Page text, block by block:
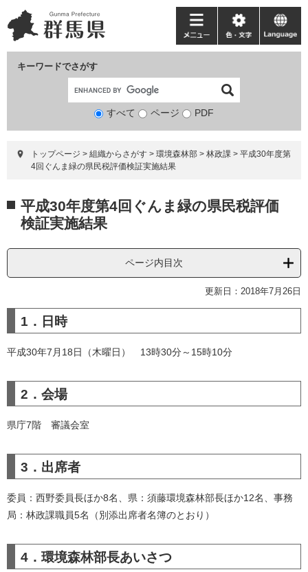
ー
ジ
ニ
ュ
て
キーワードでさがす
検
象
すべて ページ PDF
メ
ニ
ー
色・
文
language
トップページ > 組織からさがす > 環境森林部 > 林政課 > 平成30年度第
4回ぐんま緑の県民税評価検証実施結果
文 平成30年度第4回ぐんま緑の県民税評価
検証実施結果
ページ内目次
更新日：2018年7月26日
1．日時
平成30年7月18日（木曜日） 13時30分～15時10分
2．会場
県庁7階 審議会室
3．出席者
委員：西野委員長ほか8名、県：須藤環境森林部長ほか12名、事務
局：林政課職員5名（別添出席者名簿のとおり）
4．環境森林部長あいさつ